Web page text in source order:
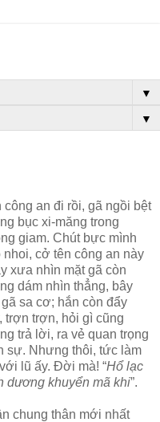
▼
▼
công an đi rồi, gã ngồi bệt
bục xi-măng trong
giam. Chút bực mình
nhoi, cở tên công an này
xưa nhìn mặt gã còn
dám nhìn thẳng, bây
sa cơ; hắn còn đẩy
trợn trợn, hỏi gì cũng
trả lời, ra vẻ quan trọng
sự. Nhưng thôi, tức làm
lũ ấy. Đời mà! “Hổ lạc
dương khuyển mã khi”.
chung thân mới nhất